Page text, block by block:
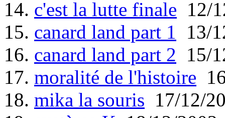
14. c'est la lutte finale 12/
15. canard land part 1 13/
16. canard land part 2 15/
17. moralité de l'histoire
18. mika la souris 17/12/